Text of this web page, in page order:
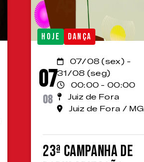
HOJE DANÇA
07
08
07/08 (sex) -
31/08 (seg)
00:00 - 00:00
Juiz de Fora
Juiz de Fora / MG
23ª Campanha de